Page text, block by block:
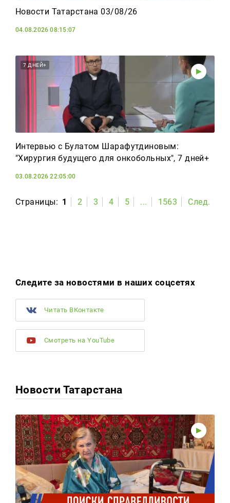
Новости Татарстана 03/08/26
04.08.2026 08:15:07
7 ДНЕЙ+
Интервью с Булатом Шарафутдиновым:
"Хирургия будущего для онкобольных", 7 дней+
03.08.2026 22:05:00
Страницы: 1 2 3 4 5 ... 1563 След.
Следите за новостями в наших соцсетях
Читать ВКонтакте
Смотреть на YouTube
Новости Татарстана